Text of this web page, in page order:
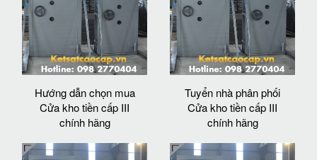
Hướng dẫn chọn mua
Cửa kho tiền cấp III
chính hãng
Tuyển nhà phân phối
Cửa kho tiền cấp III
chính hãng